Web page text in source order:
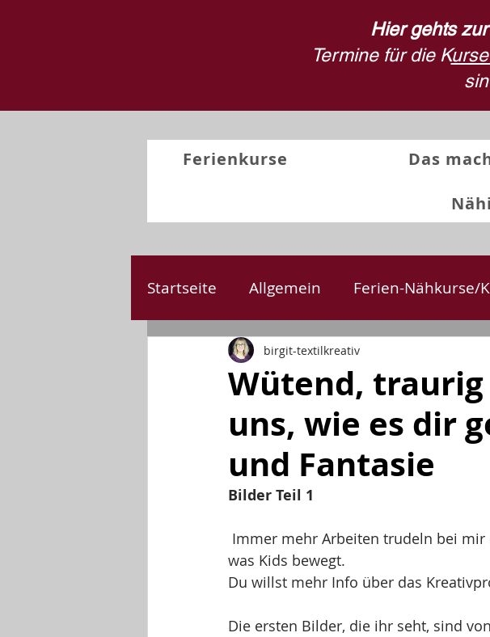
Hier gehts
Termine für die K
Ferienkurse Das
Startseite Allgemein Ferien-Nähkurse/
Kreativprojekte
Wütend,
uns, wie es dir
und Fantasie
birgit-textilkreativ
Bilder Teil 1
was Kids bewegt.
Du willst mehr Info über das
Die ersten Bilder, die ihr seht, sind